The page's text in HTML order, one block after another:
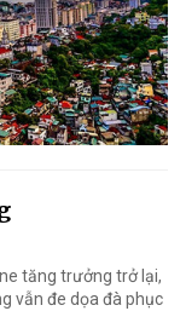
tăng trưởng trở lại,
vẫn đe dọa đà phục